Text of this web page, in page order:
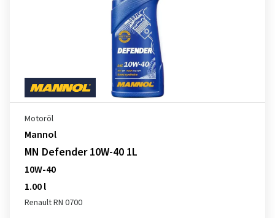
Motoröl
Mannol
MN Defender 10W-40 1L
10W-40
1.00 l
Renault RN 0700